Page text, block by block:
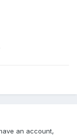
an account,